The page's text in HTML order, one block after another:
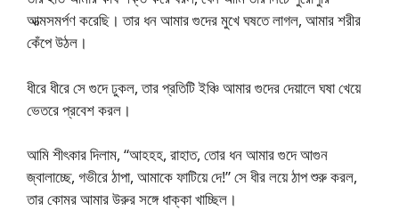
আত্মসমর্পণ করেছি। তার ধন আমার গুদের মুখে ঘষতে লাগল, আমার শরীর
কেঁপে উঠল।
ধীরে ধীরে সে গুদে ঢুকল, তার প্রতিটি ইঞ্চি আমার গুদের দেয়ালে ঘষা খেয়ে
ভেতরে প্রবেশ করল।
আমি শীৎকার দিলাম, “আহহহ, রাহাত, তোর ধন আমার গুদে আগুন
জ্বালাচ্ছে, গভীরে ঠাপা, আমাকে ফাটিয়ে দে!” সে ধীর লয়ে ঠাপ শুরু করল,
তার কোমর আমার উরুর সঙ্গে ধাক্কা খাচ্ছিল।